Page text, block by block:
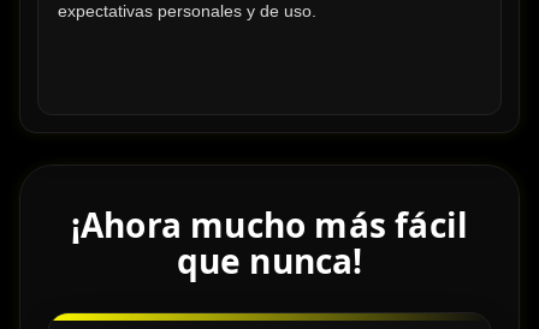
expectativas personales y de uso.
¡Ahora mucho más fácil
que nunca!